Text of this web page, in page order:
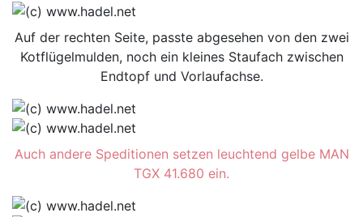
Auf der rechten Seite, passte abgesehen von den zwei
Kotflügelmulden, noch ein kleines Staufach zwischen
Endtopf und Vorlaufachse.
Auch andere Speditionen setzen leuchtend gelbe MAN
TGX 41.680 ein.